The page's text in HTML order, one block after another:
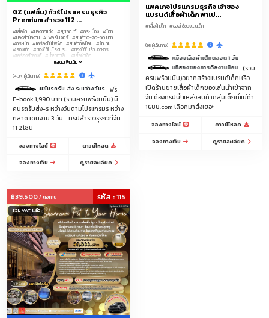
GZ (แฟชั่น) ทัวร์โปรแกรมธุรกิจ
Premium สำรวจ 11 2 ...
#เสื้อผ้า #ของตกแต่ง #สุขภัณฑ์ #กระเบื้อง #ไอที
#ของสำนักงาน #เฟอร์นิเจอร์ #สินค้า10-20-60 บาท
#กระเป๋า #เครื่องใช้ไฟฟ้า #สินค้ากิ๊ฟช็อป #ผ้าม่าน
#รองเท้า #ของใช้ในโรงแรม #ของใช้ในร้านอาหาร
#เครื่องสำอางค์ #น้ำยาทาเล็บ #เสื้อผ้าเด็ก
#อุปกรณ์โทรศัพท์มือถือ #ของใช้สัตว์เลี้ยง
#เครื่องประดับ
#ชุดชั้นในชายหญิงและเด็ก
#ชุดนอน
#แพคเกจจิ้ง #โซล่าเซลล์ #โทรศัพท์มือถือ
#คอมพิวเตอร์
#อุปกรณ์แคมปิ้ง
#อุปกรณ์แต่งร้าน-ราวแขวน-หุ่น--ป้ายtagแบรนด์เสื้อผ้า-
แพคเกจจิ้ง-ถุง
#ผ้าม้วน #ทัวร์ดูงานสัมมนาที่จีน
#รับจัดโปรแกรมดูตลาดโรงงานจีนเริ่ม2-50ท่าน
แสดงเพิ่มเติม
(4.3K ผู้เดินทาง)
มีคนขับรถรับ-ส่ง ระหว่างวันรวม 3 วัน (ตามรอบโปรแกรมที่กำหนด)
ฟรี
E-book 1,990 บาท (รวมครบพร้อมบิน) มี
คนรถรับส่ง-ระหว่างวันตามโปรแกรมระหว่าง
ตลาด เดินงาน 3 วัน - ทริปสำรวจธุรกิจที่จีน
11 2 โซน
จองทางไลน์
ดาวน์โหลด
จองทางเว็บ
ดูรายละเอียด
แพคเกจโปรแกรมธุรกิจ เจ้าของ
แบรนด์เสื้อผ้าเด็ก พาเป...
#เสื้อผ้าเด็ก #ของใช้ของเล่นเด็ก
(95 ผู้เดินทาง)
นามบินหางโจว-โรงแรมในเมืองอี้อู 1 เที่ยวและรถรับ-ส่งเมืองเสื้อผ้าเด็กตลอด 1 วันเต็มเวลา8.00-18.00น.ร
วันที่สองของการดีลงานมีคนขับรถรับ-ส่งบริการ 1 วัน
(รวม
ครบพร้อมบิน)อยากสร้างแบรนด์เด็กหรือ
เปิดร้านขายเสื้อผ้าเด็กของเล่นนำเข้าจาก
จีน ต้องทริปนี้! แหล่งสินค้ากลุ่มเด็กที่แม่ค้า
1688.com เลือกมาสั่งเยอะ
จองทางไลน์
ดาวน์โหลด
จองทางเว็บ
ดูรายละเอียด
฿39,500/ ต่อท่าน
รวม VAT แล้ว
รหัส : 115